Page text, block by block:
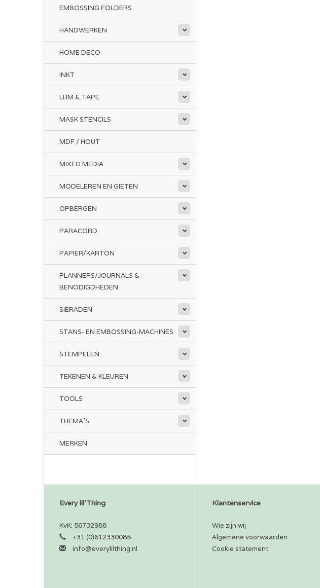
EMBOSSING FOLDERS
HANDWERKEN
HOME DECO
INKT
LIJM & TAPE
MASK STENCILS
MDF / HOUT
MIXED MEDIA
MODELEREN EN GIETEN
OPBERGEN
PARACORD
PAPIER/KARTON
PLANNERS/JOURNALS &
BENODIGDHEDEN
SIERADEN
STANS- EN EMBOSSING-MACHINES
STEMPELEN
TEKENEN & KLEUREN
TOOLS
THEMA'S
MERKEN
Every lil'Thing
KvK: 56732988
+31 (0)612330085
info@everylilthing.nl
Klantenservice
Wie zijn wij
Algemene voorwaarden
Cookie statement